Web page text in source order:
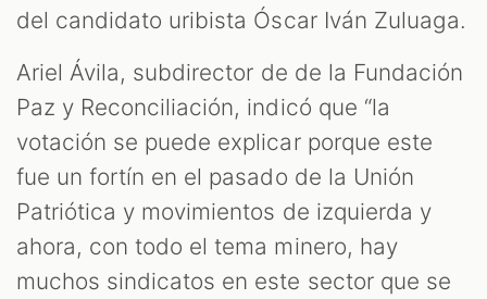
del candidato uribista Óscar Iván Zuluaga.
Ariel Ávila, subdirector de de la Fundación
Paz y Reconciliación, indicó que “la
votación se puede explicar porque este
fue un fortín en el pasado de la Unión
Patriótica y movimientos de izquierda y
ahora, con todo el tema minero, hay
muchos sindicatos en este sector que se